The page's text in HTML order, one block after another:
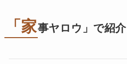
「家事ヤロウ」で紹